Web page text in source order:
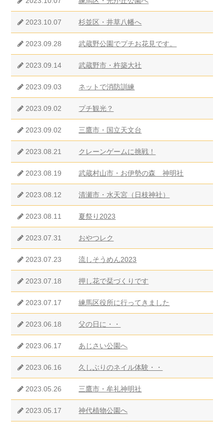
2023.10.07 杉並区・井草八幡へ
2023.09.28 武蔵野公園でプチお花見です。
2023.09.14 武蔵野市・杵築大社
2023.09.03 ネットで消防訓練
2023.09.02 プチ観光？
2023.09.02 三鷹市・国立天文台
2023.08.21 クレーンゲームに挑戦！
2023.08.19 武蔵村山市・お伊勢の森 神明社
2023.08.12 清瀬市・水天宮（日枝神社）
2023.08.11 夏祭り2023
2023.07.31 おやつレク
2023.07.23 流しそうめん2023
2023.07.18 押し花で栞づくりです
2023.07.17 練馬区役所に行ってきました
2023.06.18 父の日に・・
2023.06.17 あじさい公園へ
2023.06.16 久しぶりのネイル体験・・
2023.05.26 三鷹市・牟礼神明社
2023.05.17 神代植物公園へ